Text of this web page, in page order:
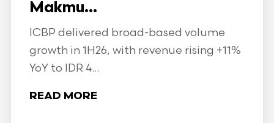
Makmu...
ICBP delivered broad-based volume
growth in 1H26, with revenue rising +11%
YoY to IDR 4...
READ MORE